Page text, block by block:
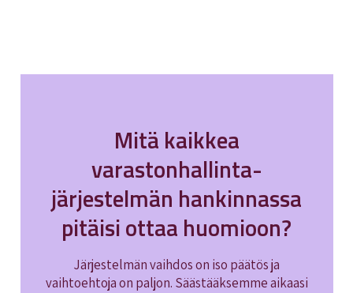
Mitä kaikkea
varastonhallinta­
järjestelmän hankinnassa
pitäisi ottaa huomioon?
Järjestelmän vaihdos on iso päätös ja
vaihtoehtoja on paljon. Säästääksemme aikaasi